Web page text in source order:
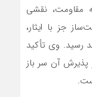
مقاومت، نقشی
جز با ایثار،
رسید. وی تأکید
پذیرش آن سر باز